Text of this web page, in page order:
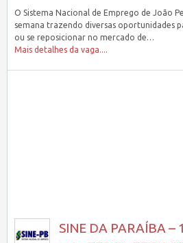
O Sistema Nacional de Emprego de João
semana trazendo diversas oportunidades
ou se reposicionar no mercado de…
Mais detalhes da vaga....
SINE DA PARAÍBA –